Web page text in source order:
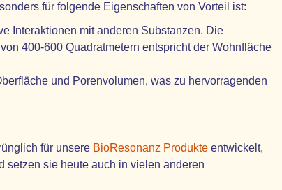
für folgende Eigenschaften von Vorteil ist:
Interaktionen mit anderen Substanzen. Die
400-600 Quadratmetern entspricht der Wohnfläche
und Porenvolumen, was zu hervorragenden
für unsere BioResonanz Produkte entwickelt,
setzen sie heute auch in vielen anderen